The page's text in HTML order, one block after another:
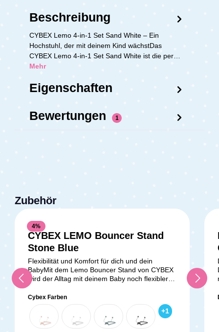
Beschreibung
CYBEX Lemo 4-in-1 Set Sand White – Ein
Hochstuhl, der mit deinem Kind wächstDas
CYBEX Lemo 4-in-1 Set Sand White ist die per…
Mehr
Eigenschaften
Bewertungen 1
Zubehör
4%
Durchschnittliche Bewertung
CYBEX LEMO Bouncer Stand
Stone Blue
Flexibilität und Komfort für dich und dein
BabyMit dem Lemo Bouncer Stand von CYBEX
wird der Alltag mit deinem Baby noch flexibler
und entspannter. Dieser praktische Standfuß ist
die perfekte Ergänzung, wenn du den Lemo
Bouncer als eigenständige Babywippe
verwenden möchtest. Egal, ob im Wohnzimmer,
in der Küche oder im Büro – dein Baby kann
Cybex Farben
+1